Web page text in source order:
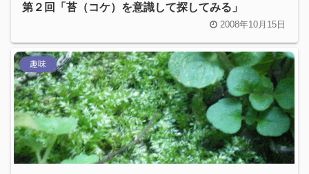
第２回「苔（コケ）を意識して探してみる」
2008年10月15日
趣味